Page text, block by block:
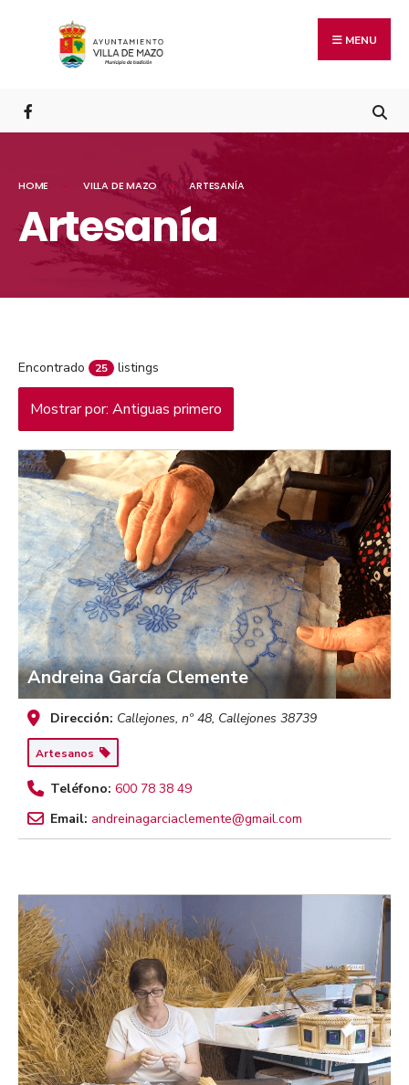
MENU
HOME VILLA DE MAZO ARTESANÍA
Artesanía
Encontrado 25 listings
Mostrar por: Antiguas primero
Andreina García Clemente
Dirección: Callejones, nº 48, Callejones 38739
Artesanos
Teléfono: 600 78 38 49
Email: andreinagarciaclemente@gmail.com